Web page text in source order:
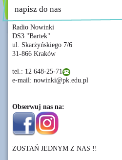
napisz do nas
Radio Nowinki
DS3 "Bartek"
ul. Skarżyńskiego 7/6
31-866 Kraków
tel.: 12 648-25-71
e-mail: nowinki@pk.edu.pl
Obserwuj nas na:
ZOSTAŃ JEDNYM Z NAS !!